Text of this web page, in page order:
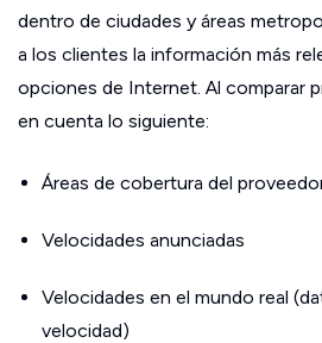
dentro de ciudades y áreas
a los clientes la información más
opciones de Internet. Al comparar
en cuenta lo siguiente:
Áreas de cobertura del
Velocidades anunciadas
Velocidades en el mundo real
velocidad)